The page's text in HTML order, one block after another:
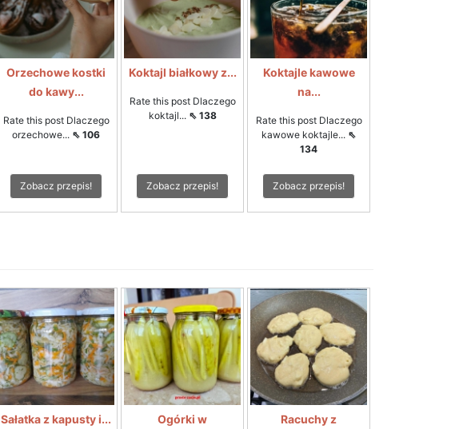
Orzechowe kostki
do kawy...
Rate this post Dlaczego
orzechowe... ⇖ 106
Zobacz przepis!
Koktajl białkowy z...
Rate this post Dlaczego
koktajl... ⇖ 138
Zobacz przepis!
Koktajle kawowe
na...
Rate this post Dlaczego
kawowe koktajle... ⇖
134
Zobacz przepis!
Sałatka z kapusty i...
Ogórki w
Racuchy z